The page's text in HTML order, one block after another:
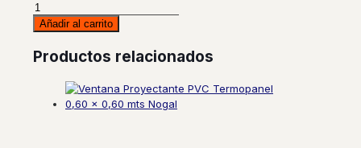
Añadir al carrito
Productos relacionados